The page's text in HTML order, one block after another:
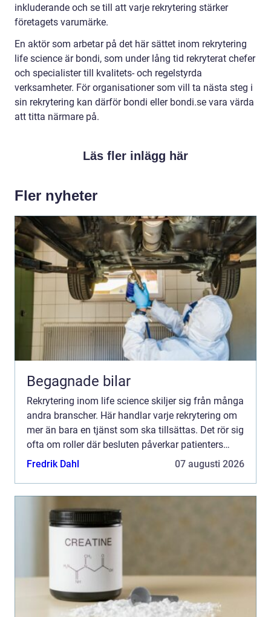
inkluderande och se till att varje rekrytering stärker
företagets varumärke.
En aktör som arbetar på det här sättet inom rekrytering
life science är bondi, som under lång tid rekryterat chefer
och specialister till kvalitets- och regelstyrda
verksamheter. För organisationer som vill ta nästa steg i
sin rekrytering kan därför bondi eller bondi.se vara värda
att titta närmare på.
Läs fler inlägg här
Fler nyheter
Begagnade bilar
Rekrytering inom life science skiljer sig från många
andra branscher. Här handlar varje rekrytering om
mer än bara en tjänst som ska tillsättas. Det rör sig
ofta om roller där besluten påverkar patienters
säkerhet, regulatorisk efterlevnad och långsi...
Fredrik Dahl 07 augusti 2026